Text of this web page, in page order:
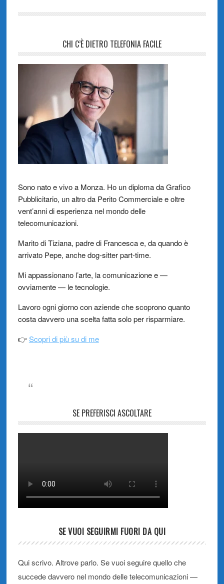
CHI C’È DIETRO TELEFONIA FACILE
Sono nato e vivo a Monza. Ho un diploma da Grafico
Pubblicitario, un altro da Perito Commerciale e oltre
vent’anni di esperienza nel mondo delle
telecomunicazioni.
Marito di Tiziana, padre di Francesca e, da quando è
arrivato Pepe, anche dog-sitter part-time.
Mi appassionano l’arte, la comunicazione e —
ovviamente — le tecnologie.
Lavoro ogni giorno con aziende che scoprono quanto
costa davvero una scelta fatta solo per risparmiare.
👉Scopri di più su di me
SE PREFERISCI ASCOLTARE
SE VUOI SEGUIRMI FUORI DA QUI
Qui scrivo. Altrove parlo. Se vuoi seguire quello che
succede davvero nel mondo delle telecomunicazioni —